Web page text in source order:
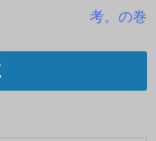
考。の巻